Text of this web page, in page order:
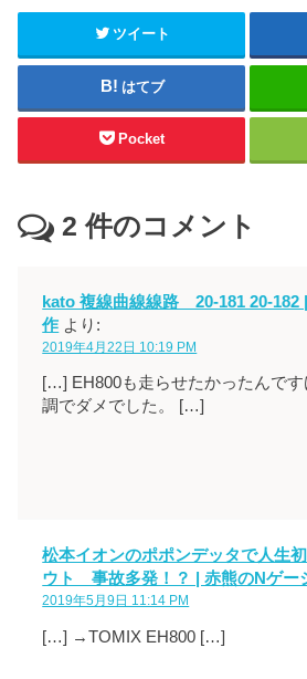
ツイート
はてブ
Pocket
2 件のコメント
kato 複線曲線線路 20-181 20-182
作 より:
2019年4月22日 10:19 PM
[…] EH800も走らせたかったんで
調でダメでした。 […]
松本イオンのポポンデッタで人生
ウト 事故多発！？ | 赤熊のNゲー
2019年5月9日 11:14 PM
[…] →TOMIX EH800 […]